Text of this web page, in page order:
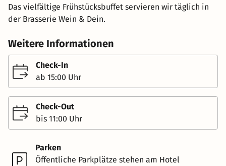
Das vielfältige Frühstücksbuffet servieren wir täglich in
der Brasserie Wein & Dein.
Weitere Informationen
Check-In
ab 15:00 Uhr
Check-Out
bis 11:00 Uhr
Parken
Öffentliche Parkplätze stehen am Hotel